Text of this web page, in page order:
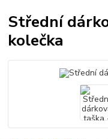
Střední
kolečka